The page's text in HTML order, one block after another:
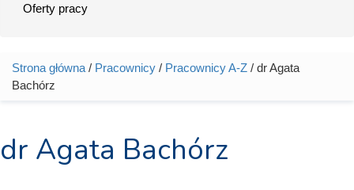
Oferty pracy
Jesteś tutaj
Strona główna / Pracownicy / Pracownicy A-Z / dr Agata
Bachórz
dr Agata Bachórz